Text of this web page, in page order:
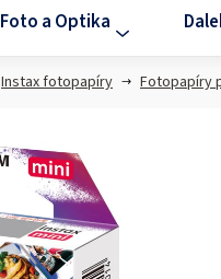
Foto a Optika
Instax fotopapíry Fotopapíry